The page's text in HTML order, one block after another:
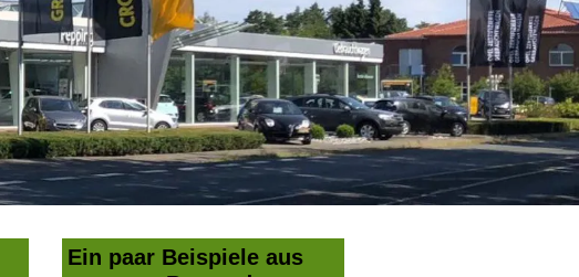
Ein paar Beispiele aus